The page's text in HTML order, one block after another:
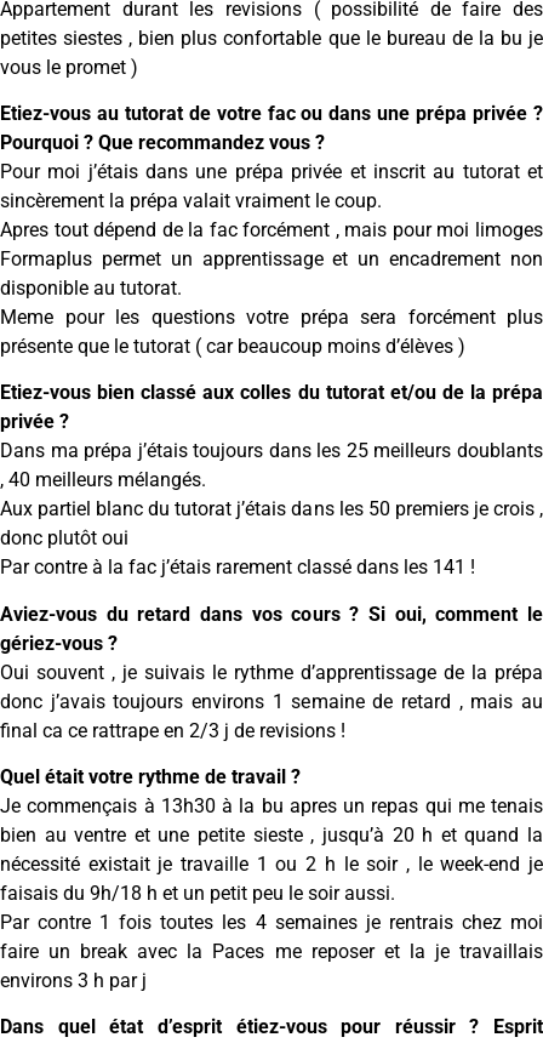
Appartement durant les revisions ( possibilité de faire des
petites siestes , bien plus confortable que le bureau de la bu je
vous le promet )
Etiez-vous au tutorat de votre fac ou dans une prépa privée ?
Pourquoi ? Que recommandez vous ?
Pour moi j’étais dans une prépa privée et inscrit au tutorat et
sincèrement la prépa valait vraiment le coup.
Apres tout dépend de la fac forcément , mais pour moi limoges
Formaplus permet un apprentissage et un encadrement non
disponible au tutorat.
Meme pour les questions votre prépa sera forcément plus
présente que le tutorat ( car beaucoup moins d’élèves )
Etiez-vous bien classé aux colles du tutorat et/ou de la prépa
privée ?
Dans ma prépa j’étais toujours dans les 25 meilleurs doublants
, 40 meilleurs mélangés.
Aux partiel blanc du tutorat j’étais dans les 50 premiers je crois ,
donc plutôt oui
Par contre à la fac j’étais rarement classé dans les 141 !
Aviez-vous du retard dans vos cours ? Si oui, comment le
gériez-vous ?
Oui souvent , je suivais le rythme d’apprentissage de la prépa
donc j’avais toujours environs 1 semaine de retard , mais au
final ca ce rattrape en 2/3 j de revisions !
Quel était votre rythme de travail ?
Je commençais à 13h30 à la bu apres un repas qui me tenais
bien au ventre et une petite sieste , jusqu’à 20 h et quand la
nécessité existait je travaille 1 ou 2 h le soir , le week-end je
faisais du 9h/18 h et un petit peu le soir aussi.
Par contre 1 fois toutes les 4 semaines je rentrais chez moi
faire un break avec la Paces me reposer et la je travaillais
environs 3 h par j
Dans quel état d’esprit étiez-vous pour réussir ? Esprit